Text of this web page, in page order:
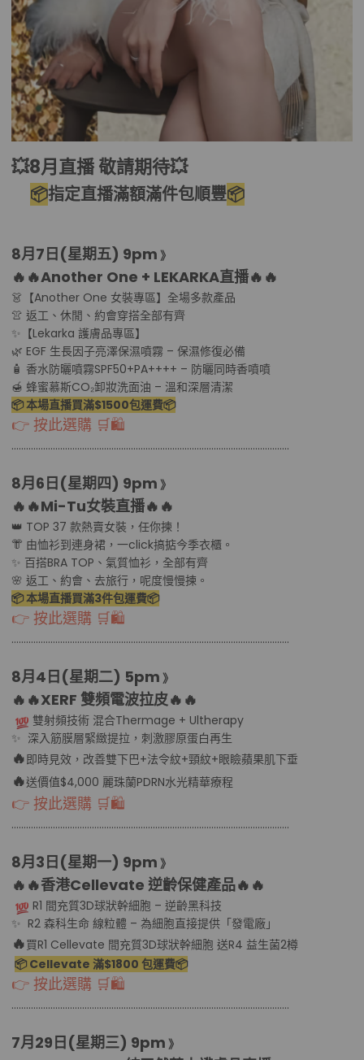
💥8月直播 敬請期待💥
📦指定直播滿額滿件包順豐📦
8月7日(星期五) 9pm 》
🔥🔥Another One + LEKARKA直播🔥🔥
👗【Another One 女裝專區】全場多款產品
👚 返工、休閒、約會穿搭全部有齊
✨【Lekarka 護膚品專區】
🌿 EGF 生長因子亮澤保濕噴霧 – 保濕修復必備
🧴 香水防曬噴霧SPF50+PA++++ – 防曬同時香噴噴
🍯 蜂蜜慕斯CO₂卸妝洗面油 – 溫和深層清潔
📦 本場直播買滿$1500包運費📦
👉 按此選購 🛒🛍
………………………………................................………………………………..........
8月6日(星期四) 9pm 》
🔥🔥Mi-Tu女裝直播🔥🔥
👑 TOP 37 款熱賣女裝，任你揀！
👘 由恤衫到連身裙，一click搞掂今季衣櫃。
✨ 百搭BRA TOP、氣質恤衫，全部有齊
🌸 返工、約會、去旅行，呢度慢慢揀。
📦 本場直播買滿3件包運費📦
👉 按此選購 🛒🛍
………………………………................................………………………………..........
8月4日(星期二) 5pm 》
🔥🔥XERF 雙頻電波拉皮🔥🔥
雙射頻技術 混合Thermage + Ultherapy
✨ 深入筋膜層緊緻提拉，刺激膠原蛋白再生
🔥即時見效，改善雙下巴+法令紋+頸紋+眼瞼蘋果肌下垂
🔥送價值$4,000 麗珠蘭PDRN水光精華療程
👉 按此選購 🛒🛍
………………………………................................………………………………..........
8月3日(星期一) 9pm 》
🔥🔥香港Cellevate 逆齡保健產品🔥🔥
R1 間充質3D球狀幹細胞 – 逆齡黑科技
✨ R2 森科生命 線粒體 – 為細胞直接提供「發電廠」
🔥買R1 Cellevate 間充質3D球狀幹細胞 送R4 益生菌2樽
📦 Cellevate 滿$1800 包運費📦
👉 按此選購 🛒🛍
………………………………................................………………………………..........
7月29日(星期三) 9pm 》